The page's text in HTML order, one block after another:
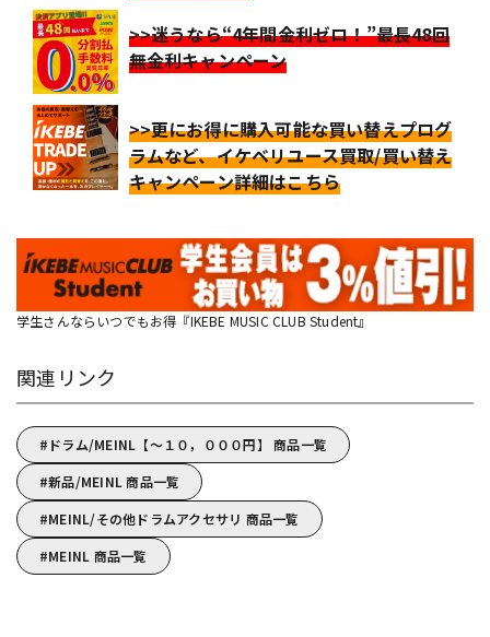
>>迷うなら“4年間金利ゼロ！”最長48回
無金利キャンペーン
>>更にお得に購入可能な買い替えプログ
ラムなど、イケベリユース買取/買い替え
キャンペーン詳細はこちら
学生さんならいつでもお得『IKEBE MUSIC CLUB Student』
関連リンク
ドラム/MEINL【～１０，０００円】 商品一覧
新品/MEINL 商品一覧
MEINL/その他ドラムアクセサリ 商品一覧
MEINL 商品一覧